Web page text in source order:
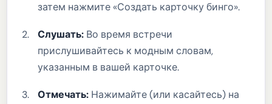
затем нажмите «Создать карточку бинго».
Слушать: Во время встречи
прислушивайтесь к модным словам,
указанным в вашей карточке.
Отмечать: Нажимайте (или касайтесь) на